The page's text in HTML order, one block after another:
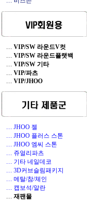
… VIP/SW 라운드V컷
… VIP/SW 라운드플랫백
… VIP/SW 기타
… VIP/파츠
… VIP/JHOO
… JHOO 젤
… JHOO 플러스 스톤
… JHOO 엠씨 스톤
… 쥬얼리파츠
… 기타 네일데코
… 3D커브슬림패키지
… 메탈/참/체인
… 캡보석/알란
… 재팬몰